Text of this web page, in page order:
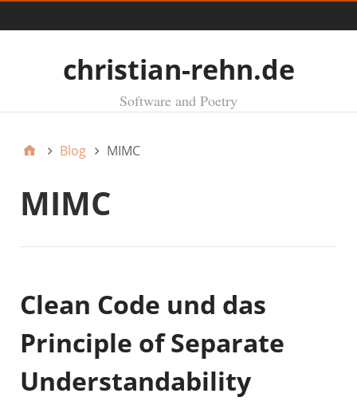
christian-rehn.de
Software and Poetry
Blog MIMC
MIMC
Clean Code und das
Principle of Separate
Understandability